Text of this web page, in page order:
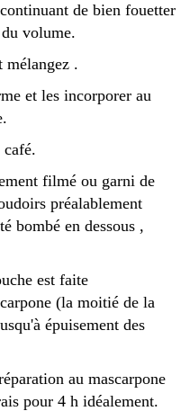
de bien fouetter
volume.
mélangez .
et les incorporer au
filmé ou garni de
préalablement
bombé en dessous ,
est faite
(la moitié de la
épuisement des
au mascarpone
pour 4 h idéalement.